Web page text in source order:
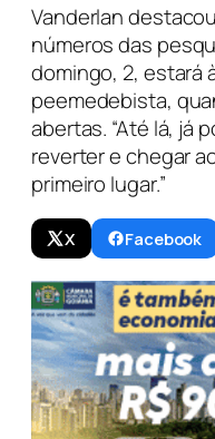
X Facebook
Vanderlan
números das
domingo, 2, estará
peemedebista,
abertas. “Até lá, já
reverter e chegar
primeiro lugar.”